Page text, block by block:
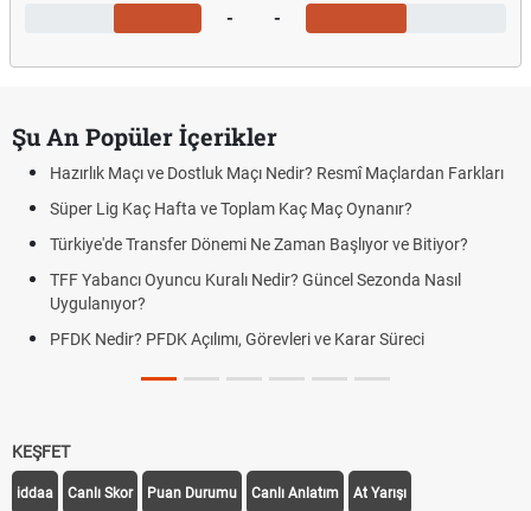
- -
Şu An Popüler İçerikler
Hazırlık Maçı ve Dostluk Maçı Nedir? Resmî Maçlardan Farkları
Süper Lig Kaç Hafta ve Toplam Kaç Maç Oynanır?
Türkiye'de Transfer Dönemi Ne Zaman Başlıyor ve Bitiyor?
TFF Yabancı Oyuncu Kuralı Nedir? Güncel Sezonda Nasıl
Uygulanıyor?
PFDK Nedir? PFDK Açılımı, Görevleri ve Karar Süreci
KEŞFET
iddaa Canlı Skor Puan Durumu Canlı Anlatım At Yarışı